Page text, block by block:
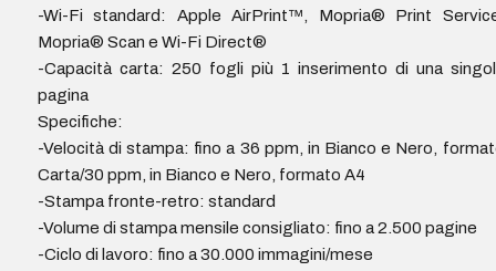
-Wi-Fi standard: Apple AirPrint™, Mopria® Print
Mopria® Scan e Wi-Fi Direct®
-Capacità carta: 250 fogli più 1 inserimento di una
pagina
Specifiche:
-Velocità di stampa: fino a 36 ppm, in Bianco e Nero,
Carta/30 ppm, in Bianco e Nero, formato A4
-Stampa fronte-retro: standard
-Volume di stampa mensile consigliato: fino a 2.500 pagine
-Ciclo di lavoro: fino a 30.000 immagini/mese